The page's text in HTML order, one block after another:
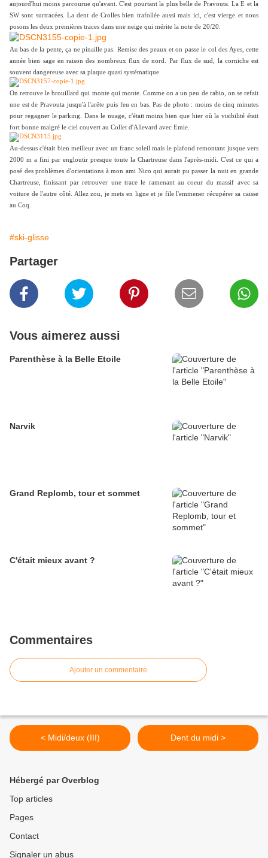
aujourd'hui moins parcourue qu'avant. C'est pourtant la plus belle de Pravouta. La E et la
SW sont surtracées. La dent de Crolles bien trafollée aussi mais ici, c'est vierge et nous
posons les deux premières traces dans une neige qui mérite la note de 20/20.
Au bas de la pente, ça ne pinaille pas. Remise des peaux et on passe le col des Ayes, cette
année bien sage en raison des nombreux flux de nord. Par flux de sud, la corniche est
souvent dangereuse avec sa plaque quasi systématique.
On retrouve le brouillard qui monte qui monte. Comme on a un peu de rabio, on se refait
une est de Pravouta jusqu'à l'arête puis feu en bas. Pas de photo : moins de cinq minutes
pour regagner le parking. Dans le nuage, c'était moins bien que hier où la visibilité était
fort bonne malgré le ciel couvert au Collet d'Allevard avec Emie.
Au-dessus c'était bien meilleur avec un franc soleil mais le plafond remontant jusque vers
2000 m a fini par engloutir presque toute la Chartreuse dans l'après-midi. C'est ce qui a
posé des problèmes d'orientations à mon ami Nico qui aurait pu passer la nuit en grande
Chartreuse, finissant par retrouver une trace le ramenant au coeur du massif avec sa
voiture de l'autre côté. Allez zou, je mets en ligne et je file l'emmener récupérer sa caisse
au Coq.
#ski-glisse
Partager
Vous aimerez aussi
Parenthèse à la Belle Etoile
Narvik
Grand Replomb, tour et sommet
C'était mieux avant ?
Commentaires
Ajouter un commentaire
< Midi/deux (III) Dent du midi >
Hébergé par Overblog
Top articles
Pages
Contact
Signaler un abus